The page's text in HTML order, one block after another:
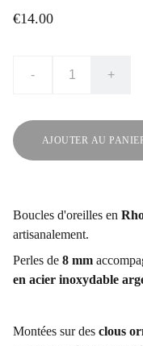
€14.00
- +
AJOUTER AU
Boucles d'oreilles en
artisanalement.
Perles de 8 mm
en acier inoxydable
Montées sur des clous